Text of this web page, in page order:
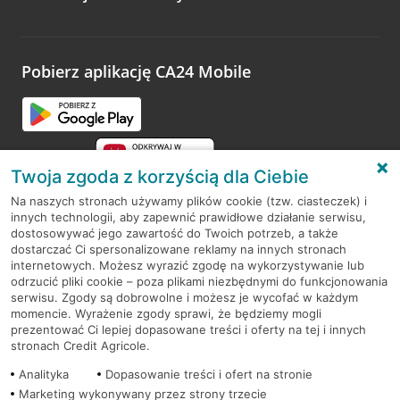
opinie.
Pobierz aplikację CA24 Mobile
RODO
Regulamin serwisu
Mapa serwisu
PolitykaCookies
Twoja zgoda z korzyścią dla Ciebie
Na naszych stronach używamy plików cookie (tzw. ciasteczek) i
innych technologii, aby zapewnić prawidłowe działanie serwisu,
dostosowywać jego zawartość do Twoich potrzeb, a także
dostarczać Ci spersonalizowane reklamy na innych stronach
internetowych. Możesz wyrazić zgodę na wykorzystywanie lub
odrzucić pliki cookie – poza plikami niezbędnymi do funkcjonowania
serwisu. Zgody są dobrowolne i możesz je wycofać w każdym
momencie. Wyrażenie zgody sprawi, że będziemy mogli
prezentować Ci lepiej dopasowane treści i oferty na tej i innych
stronach Credit Agricole.
Analityka
Dopasowanie treści i ofert na stronie
Marketing wykonywany przez strony trzecie